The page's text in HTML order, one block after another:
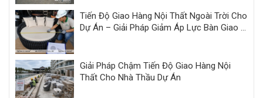
Tiến Độ Giao Hàng Nội Thất Ngoài Trời Cho
Dự Án – Giải Pháp Giảm Áp Lực Bàn Giao |
Giải Pháp Chậm Tiến Độ Giao Hàng Nội
Thất Cho Nhà Thầu Dự Án